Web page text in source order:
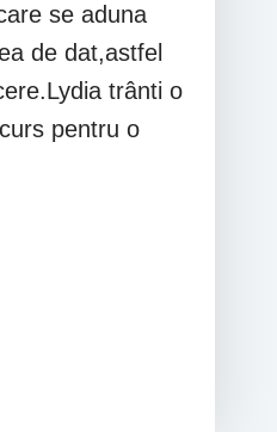
se aduna
de dat,astfel
trânti o
pentru o